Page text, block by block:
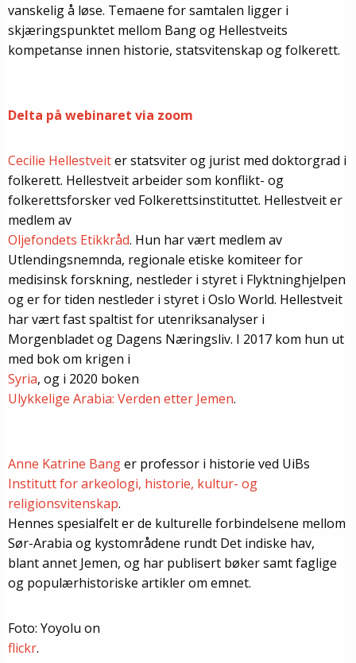
vanskelig å løse. Temaene for samtalen ligger i
skjæringspunktet mellom Bang og Hellestveits
kompetanse innen historie, statsvitenskap og folkerett.
Delta på webinaret via zoom
Cecilie Hellestveiter statsviter og jurist med doktorgrad i
folkerett. Hellestveit arbeider som konflikt- og
folkerettsforsker ved Folkerettsinstituttet. Hellestveit er
medlem av
Oljefondets Etikkråd. Hun har vært medlem av
Utlendingsnemnda, regionale etiske komiteer for
medisinsk forskning, nestleder i styret i Flyktninghjelpen
og er for tiden nestleder i styret i Oslo World. Hellestveit
har vært fast spaltist for utenriksanalyser i
Morgenbladet og Dagens Næringsliv. I 2017 kom hun ut
med bok om krigen i
Syria, og i 2020 boken
Ulykkelige Arabia: Verden etter Jemen.
Anne Katrine Banger professor i historie ved UiBs
Institutt for arkeologi, historie, kultur- og
religionsvitenskap.
Hennes spesialfelt er de kulturelle forbindelsene mellom
Sør-Arabia og kystområdene rundt Det indiske hav,
blant annet Jemen, og har publisert bøker samt faglige
og populærhistoriske artikler om emnet.
Foto: Yoyolu on
flickr.